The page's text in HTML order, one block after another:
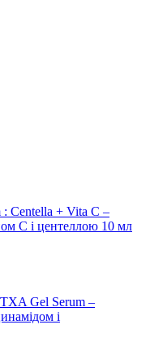
: Centella + Vita C –
С і центеллою 10 мл